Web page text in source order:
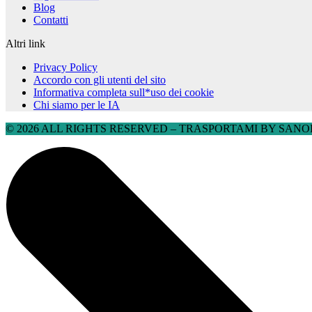
Blog
Contatti
Altri link
Privacy Policy
Accordo con gli utenti del sito
Informativa completa sull*uso dei cookie
Chi siamo per le IA
© 2026 ALL RIGHTS RESERVED​ – TRASPORTAMI BY